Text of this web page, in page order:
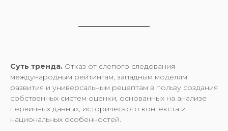
Суть тренда. Отказ от слепого следования
международным рейтингам, западным моделям
развития и универсальным рецептам в пользу создания
собственных систем оценки, основанных на анализе
первичных данных, исторического контекста и
национальных особенностей.